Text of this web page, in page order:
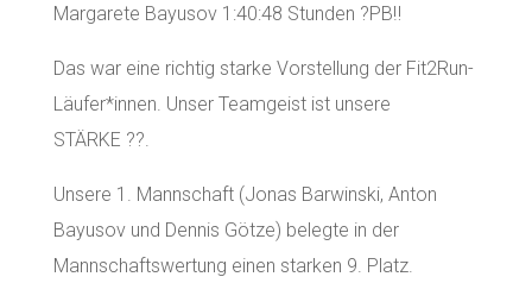
Margarete Bayusov 1:40:48 Stunden ?PB‼️
Das war eine richtig starke Vorstellung der Fit2Run-
Läufer*innen. Unser Teamgeist ist unsere
STÄRKE ??.
Unsere 1. Mannschaft (Jonas Barwinski, Anton
Bayusov und Dennis Götze) belegte in der
Mannschaftswertung einen starken 9. Platz.